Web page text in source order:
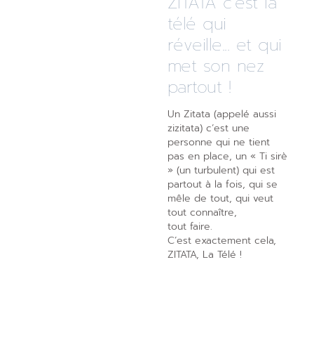
télé qui
réveille... et qui
met son nez
partout !
Un Zitata (appelé aussi
zizitata) c’est une
personne qui ne tient
pas en place, un « Ti sirè
» (un turbulent) qui est
partout à la fois, qui se
mêle de tout, qui veut
tout connaître,
tout faire.
C’est exactement cela,
ZITATA, La Télé !